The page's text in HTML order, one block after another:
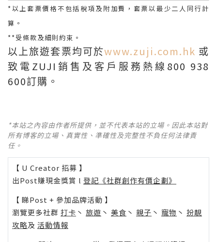
*以上套票價格不包括稅項及附加費，套票以最少二人同行計
算。
**受條款及細則約束。
以上旅遊套票均可於www.zuji.com.hk 或
致電 ZUJI 銷售及客戶服務熱線 800 938
600訂購。
*本站之內容由作者所提供，並不代表本站的立場。因此本站對
所有博客的立場、真實性、準確性及完整性不負任何法律責
任。
【 U Creator 招募 】
出Post賺現金獎賞 l 登記《社群創作有價企劃》
【 睇Post + 參加品牌活動 】
瀏覽更多社群 打卡 丶 旅遊 丶 美食 丶 親子 丶 寵物 丶 扮靚
攻略及 活動情報